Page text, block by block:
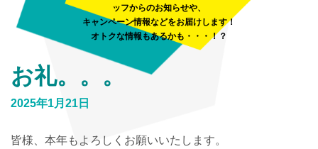
ッフからのお知らせや、
キャンペーン情報などをお届けします！
オトクな情報もあるかも・・・！？
お礼。。。
2025年1月21日
皆様、本年もよろしくお願いいたします。